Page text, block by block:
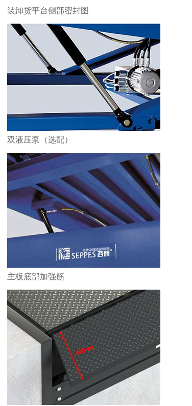
装卸货平台侧部密封图
双液压泵（选配）
主板底部加强筋